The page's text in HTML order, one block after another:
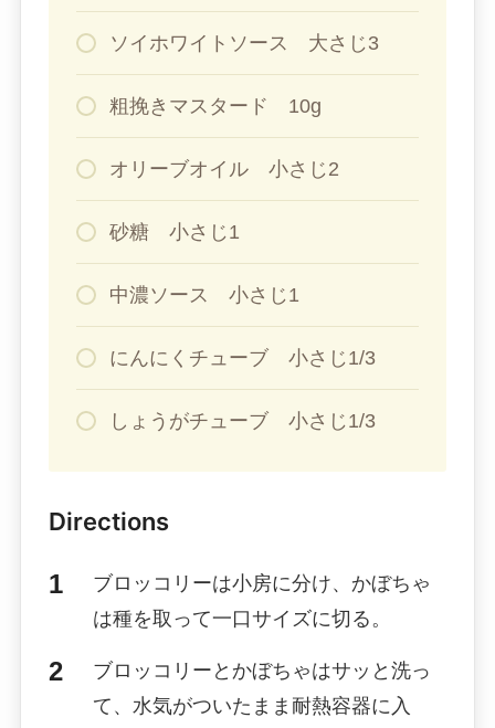
ソイホワイトソース 大さじ3
粗挽きマスタード 10g
オリーブオイル 小さじ2
砂糖 小さじ1
中濃ソース 小さじ1
にんにくチューブ 小さじ1/3
しょうがチューブ 小さじ1/3
Directions
ブロッコリーは小房に分け、かぼちゃ
は種を取って一口サイズに切る。
ブロッコリーとかぼちゃはサッと洗っ
て、水気がついたまま耐熱容器に入